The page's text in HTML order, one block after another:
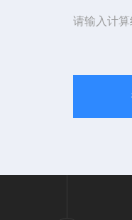
请输入计